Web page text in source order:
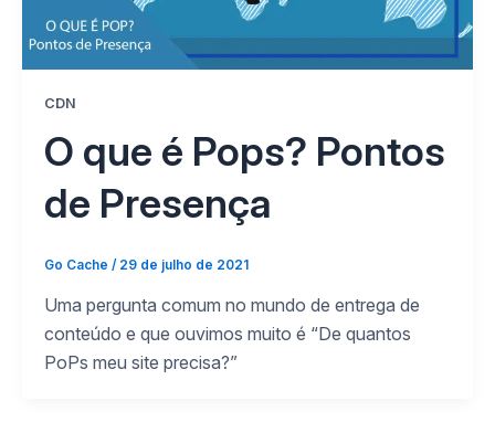
CDN
O que é Pops? Pontos
de Presença
Go Cache / 29 de julho de 2021
Uma pergunta comum no mundo de entrega de
conteúdo e que ouvimos muito é “De quantos
PoPs meu site precisa?”